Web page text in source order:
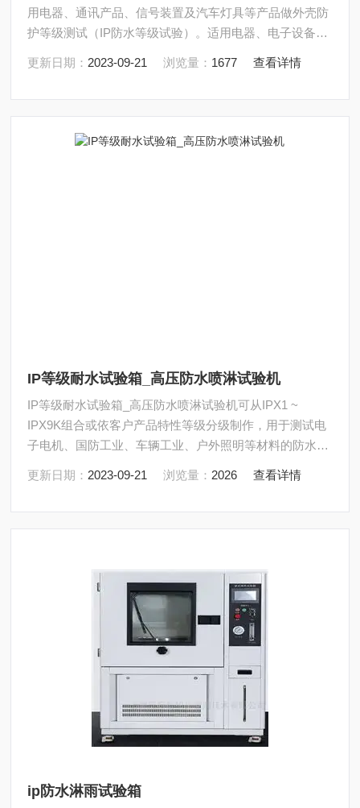
用电器、通讯产品、信号装置及汽车灯具等产品做外壳防
护等级测试（IP防水等级试验）。适用电器、电子设备等
的有害影响测试，以检测外壳的防水性能。
更新日期： 2023-09-21 浏览量： 1677 查看详情
IP等级耐水试验箱_高压防水喷淋试验机
IP等级耐水试验箱_高压防水喷淋试验机可从IPX1 ~
IPX9K组合或依客户产品特性等级分级制作，用于测试电
子电机、国防工业、车辆工业、户外照明等材料的防水耐
更新日期： 2023-09-21 浏览量： 2026 查看详情
ip防水淋雨试验箱